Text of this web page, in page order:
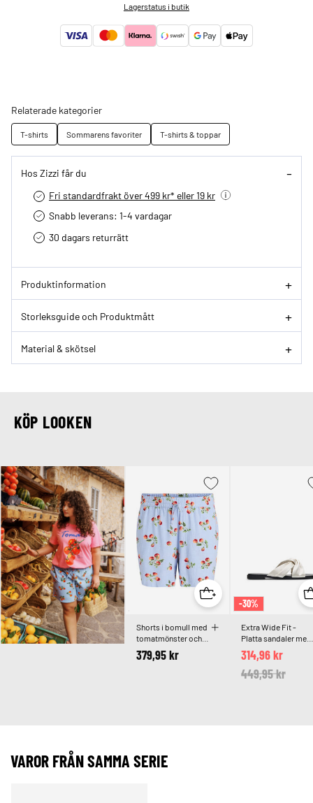
Lagerstatus i butik
Relaterade kategorier
T-shirts Sommarens favoriter T-shirts & toppar
Hos Zizzi får du
Fri standardfrakt över 499 kr* eller 19 kr
Snabb leverans: 1-4 vardagar
30 dagars returrätt­
Produktinformation
Storleksguide och Produktmått
Material & skötsel
KÖP LOOKEN
Shorts i bomull med
tomatmönster och
hög midja
379,95 kr
-30%
Extra Wide Fit -
Platta sandaler med
korsade
satinremmar
Price reduced
449,95 krto
314,96 kr
VAROR FRÅN SAMMA SERIE